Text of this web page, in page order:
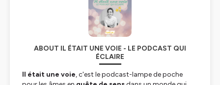
ABOUT IL ÉTAIT UNE VOIE - LE PODCAST QUI
ÉCLAIRE
Il était une voie, c'est le podcast-lampe de poche